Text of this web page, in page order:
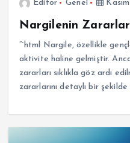
Editor Genel
Nargilenin
“`html Nargile, özellikle
aktivite haline gelmiştir.
zararları sıklıkla göz ardı
zararlarını detaylı bir